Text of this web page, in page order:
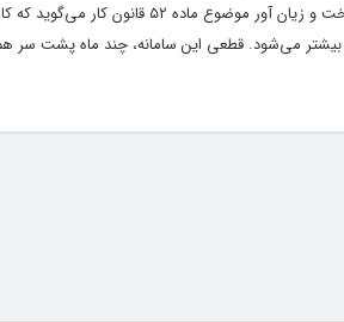
عادی از ۴۴ ساعت در هفته بیشتر می‌شود. قطعی این سامانه، چند